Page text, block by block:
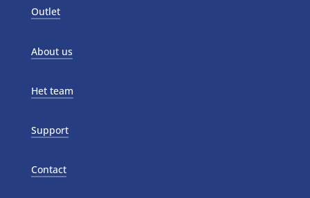
Outlet
About us
Het team
Support
Contact